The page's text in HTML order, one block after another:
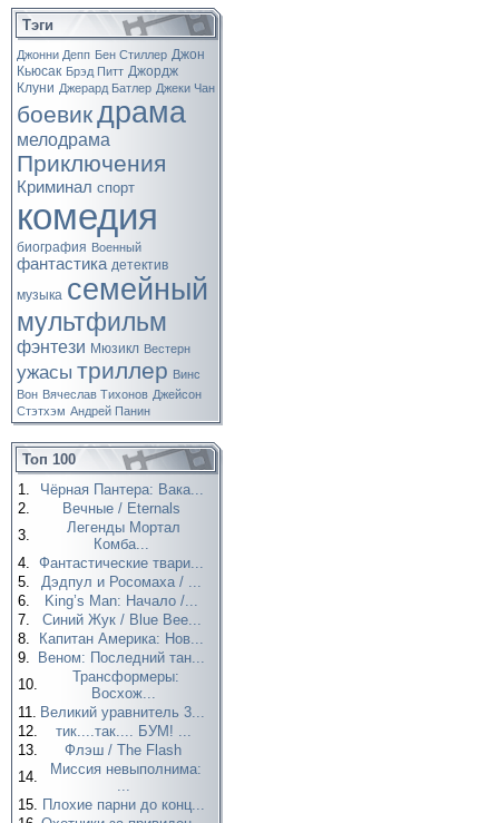
Тэги
Джонни Депп Бен Стиллер Джон
Кьюсак Брэд Питт Джордж
Клуни Джерард Батлер Джеки Чан
боевикдрама
мелодрама
Приключения
Криминал спорт
комедия
биография Военный
фантастика детектив
музыка семейный
мультфильм
фэнтези Мюзикл Вестерн
ужасы триллер Винс
Вон Вячеслав Тихонов Джейсон
Стэтхэм Андрей Панин
Топ 100
1.
Чёрная Пантера: Вака...
2.
Вечные / Eternals
3.
Легенды Мортал
Комба...
4. Фантастические твари...
5.
Дэдпул и Росомаха / ...
6.
King’s Man: Начало /...
7.
Синий Жук / Blue Bee...
8.
Капитан Америка: Нов...
9.
Веном: Последний тан...
10.
Трансформеры:
Восхож...
11. Великий уравнитель 3...
12.
тик....так.... БУМ! ...
13.
Флэш / The Flash
14.
Миссия невыполнима:
...
15. Плохие парни до конц...